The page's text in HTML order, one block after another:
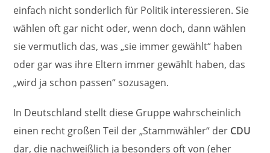
einfach nicht sonderlich für Politik interessieren. Sie
wählen oft gar nicht oder, wenn doch, dann wählen
sie vermutlich das, was „sie immer gewählt“ haben
oder gar was ihre Eltern immer gewählt haben, das
„wird ja schon passen“ sozusagen.
In Deutschland stellt diese Gruppe wahrscheinlich
einen recht großen Teil der „Stammwähler“ der CDU
dar, die nachweißlich ja besonders oft von (eher